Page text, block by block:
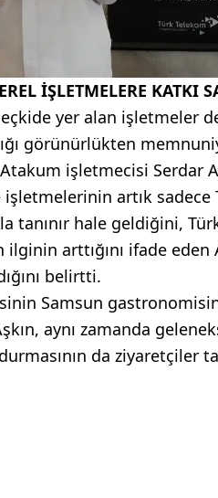
İŞLETMELERE KATKI
yer alan işletmeler
görünürlükten
işletmecisi Serdar
artık sadece
tanınır hale geldiğini,
arttığını ifade
belirtti.
Samsun
aynı zamanda
da ziyaretçiler